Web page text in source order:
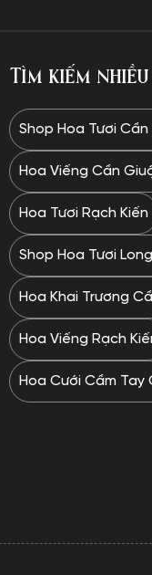
Tìm kiếm
Shop Hoa Tươi
Hoa Viếng Cần
Hoa Tươi Rạch Kiến
Shop Hoa Tươi
Hoa Khai Trương
Hoa Viếng Rạch
Hoa Cưới Cầm Tay